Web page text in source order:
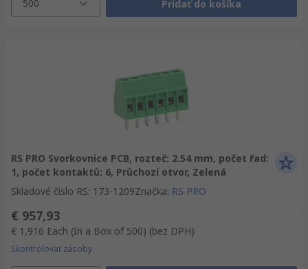
500 Pridať do košíka
RS PRO Svorkovnice PCB, rozteč: 2.54 mm, počet řad:
1, počet kontaktů: 6, Průchozí otvor, Zelená
Skladové číslo RS: 173-1209Značka: RS PRO
€ 957,93
€ 1,916 Each (In a Box of 500) (bez DPH)
Skontrolovať zásoby